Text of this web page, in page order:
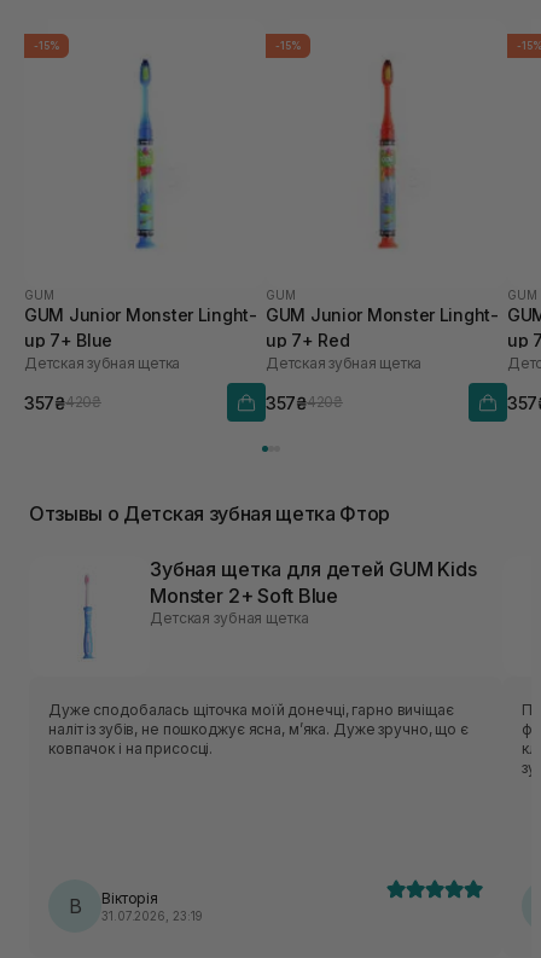
-15%
GUM
GUM Junior Monster Linght-
up 7+ Blue
Детская зубная щетка
357₴420₴
-15%
GUM
GUM Junior Monster Linght-
up 7+ Red
Детская зубная щетка
357₴420₴
-
GUM
up
Отзывы о Детская зубная щетка Фтор
Зубная щетка для детей GUM Kids
Monster 2+ Soft Blue
Детская зубная щетка
Дуже сподобалась щіточка моїй донечці, гарно вичіщає
наліт із зубів, не пошкоджує ясна, мʼяка. Дуже зручно, що є
ковпачок і на присосці.
В Вікторія
31.07.2026, 23:19